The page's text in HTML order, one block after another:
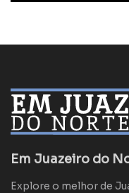
Em Juazeiro do
Explore o melhor de